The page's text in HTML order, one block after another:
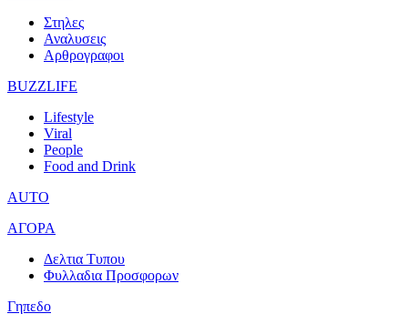
Στηλες
Αναλυσεις
Αρθρογραφοι
BUZZLIFE
Lifestyle
Viral
People
Food and Drink
AUTO
ΑΓΟΡΑ
Δελτια Τυπου
Φυλλαδια Προσφορων
Γηπεδο